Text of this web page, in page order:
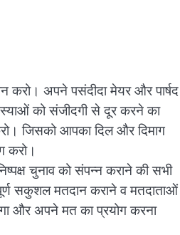
करो। अपने पसंदीदा मेयर और पार्षद
को संजीदगी से दूर करने का
जिसको आपका दिल और दिमाग
करो।
चुनाव को संपन्न कराने की सभी
सकुशल मतदान कराने व मतदाताओं
और अपने मत का प्रयोग करना